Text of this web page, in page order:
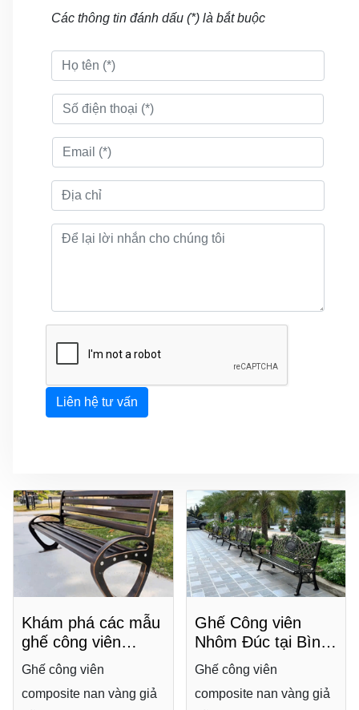
sản phẩm cao cấp
khắc nghiệt
Các thông tin đánh dấu (*) là bắt buộc
Liên hệ tư vấn
Khám phá các mẫu
ghế công viên
2025: Đẹp, bền và
lý tưởng cho sân
vườn nhà bạn
Ghế công viên
composite nan vàng giả
Ghế Công viên
Nhôm Đúc tại Bình
Dương - Nâng Tầm
Không Gian Công
Cộng
Ghế công viên
composite nan vàng giả